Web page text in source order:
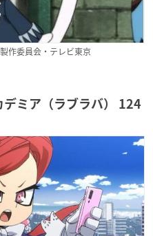
作委員会・テレビ東京
ミア（ラブラバ） 124